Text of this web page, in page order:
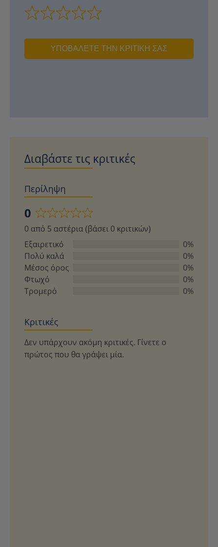
ΥΠΟΒΆΛΕΤΕ ΤΗΝ ΚΡΙΤΙΚΉ ΣΑΣ
Διαβάστε τις κριτικές
Περίληψη
0
Βαθμολογήθηκε
με
0
από
5
0 από 5 αστέρια (βάσει 0 κριτικών)
Εξαιρετικό
0%
Πολύ καλά
0%
Μέσος όρος
0%
Φτωχό
0%
Τρομερό
0%
Κριτικές
Δεν υπάρχουν ακόμη κριτικές. Γίνετε ο
πρώτος που θα γράψει μία.